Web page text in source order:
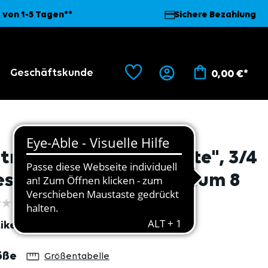
1-5 Tagen** Sichere Bezahlung
Geschäftskunde 0,00 €*
Handschuhe "Wüste", 3/4
gelb, premium 8
auswählen
Größentabelle